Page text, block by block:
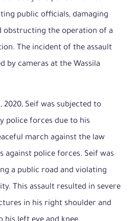
public officials, damaging
obstructing the operation of a
The incident of the assault
by cameras at the Wassila
2020, Seif was subjected to
police forces due to his
march against the law
against police forces. Seif was
a public road and violating
This assault resulted in severe
in his right shoulder and